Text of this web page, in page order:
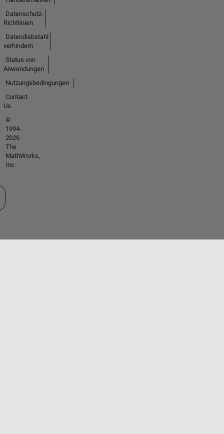
Datenschutz-
Richtlinien
Datendiebstahl
verhindern
Status von
Anwendungen
Nutzungsbedingungen
Contact
Us
©
1994-
2026
The
MathWorks,
Inc.